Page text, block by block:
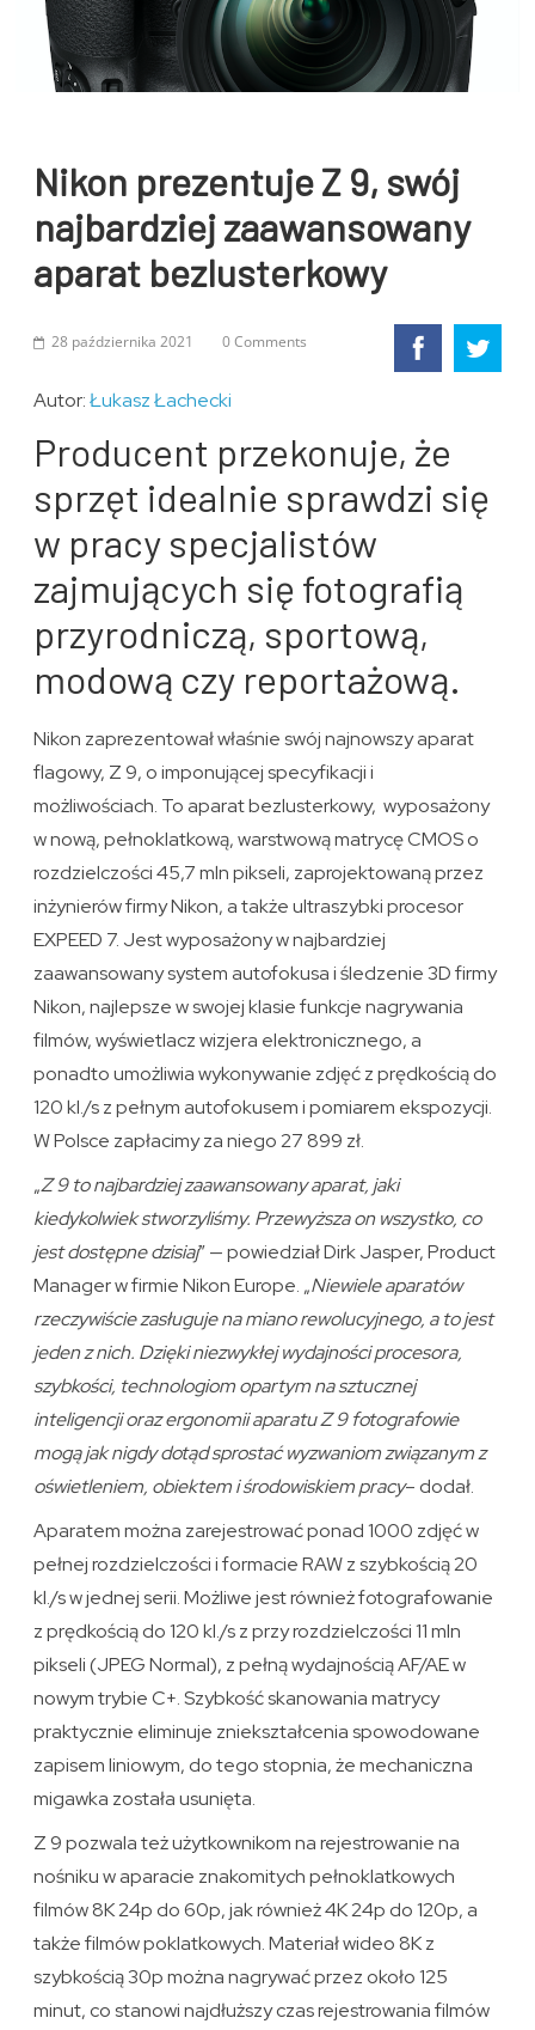
Nikon prezentuje Z 9, swój
najbardziej zaawansowany
aparat bezlusterkowy
28 października 2021 0 Comments
Autor:Łukasz Łachecki
Producent przekonuje, że
sprzęt idealnie sprawdzi się
w pracy specjalistów
zajmujących się fotografią
przyrodniczą, sportową,
modową czy reportażową.
Nikon zaprezentował właśnie swój najnowszy aparat
flagowy, Z 9, o imponującej specyfikacji i
możliwościach. To aparat bezlusterkowy, wyposażony
w nową, pełnoklatkową, warstwową matrycę CMOS o
rozdzielczości 45,7 mln pikseli, zaprojektowaną przez
inżynierów firmy Nikon, a także ultraszybki procesor
EXPEED 7. Jest wyposażony w najbardziej
zaawansowany system autofokusa i śledzenie 3D firmy
Nikon, najlepsze w swojej klasie funkcje nagrywania
filmów, wyświetlacz wizjera elektronicznego, a
ponadto umożliwia wykonywanie zdjęć z prędkością do
120 kl./s z pełnym autofokusem i pomiarem ekspozycji.
W Polsce zapłacimy za niego 27 899 zł.
„Z 9 to najbardziej zaawansowany aparat, jaki
kiedykolwiek stworzyliśmy. Przewyższa on wszystko, co
jest dostępne dzisiaj” — powiedział Dirk Jasper, Product
Manager w firmie Nikon Europe. „Niewiele aparatów
rzeczywiście zasługuje na miano rewolucyjnego, a to jest
jeden z nich. Dzięki niezwykłej wydajności procesora,
szybkości, technologiom opartym na sztucznej
inteligencji oraz ergonomii aparatu Z 9 fotografowie
mogą jak nigdy dotąd sprostać wyzwaniom związanym z
oświetleniem, obiektem i środowiskiem pracy– dodał.
Aparatem można zarejestrować ponad 1000 zdjęć w
pełnej rozdzielczości i formacie RAW z szybkością 20
kl./s w jednej serii. Możliwe jest również fotografowanie
z prędkością do 120 kl./s z przy rozdzielczości 11 mln
pikseli (JPEG Normal), z pełną wydajnością AF/AE w
nowym trybie C+. Szybkość skanowania matrycy
praktycznie eliminuje zniekształcenia spowodowane
zapisem liniowym, do tego stopnia, że mechaniczna
migawka została usunięta.
Z 9 pozwala też użytkownikom na rejestrowanie na
nośniku w aparacie znakomitych pełnoklatkowych
filmów 8K 24p do 60p, jak również 4K 24p do 120p, a
także filmów poklatkowych. Materiał wideo 8K z
szybkością 30p można nagrywać przez około 125
minut, co stanowi najdłuższy czas rejestrowania filmów